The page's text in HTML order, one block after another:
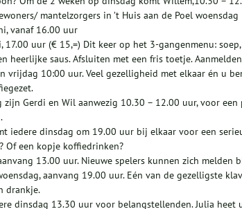
mantelzorgers in ’t Huis aan de Poel
vanaf 16.00 uur
17.00 uur (€ 15,=) Dit keer op het 3-gangenmenu:
heerlijke saus. Afsluiten met een fris toetje.
vrijdag 10:00 uur. Veel gezelligheid met elkaar én u
zijn Gerdi en Wil aanwezig 10.30 – 12.00 uur, voor
iedere dinsdag om 19.00 uur bij elkaar voor een
Of een kopje koffiedrinken?
13.00 uur. Nieuwe spelers kunnen zich melden
aanvang 19.00 uur. Eén van de gezelligste
drankje.
dinsdag 13.30 uur voor belangstellenden. Julia heet